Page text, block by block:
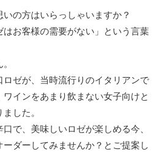
いの方はいらっしゃいますか？
お客様の需要がない」という言葉
ロゼが、当時流行りのイタリアンで
ワインをあまり飲まない女子向けと
した。
で、美味しいロゼが楽しめる今、
ダーしてみませんか？とご提案し